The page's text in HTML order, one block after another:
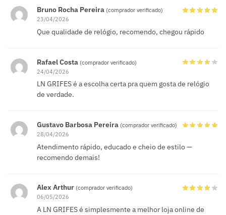
Bruno Rocha Pereira (comprador verificado)
23/04/2026
Que qualidade de relógio, recomendo, chegou rápido
Rafael Costa (comprador verificado)
24/04/2026
LN GRIFES é a escolha certa pra quem gosta de relógio
de verdade.
Gustavo Barbosa Pereira (comprador verificado)
28/04/2026
Atendimento rápido, educado e cheio de estilo —
recomendo demais!
Alex Arthur (comprador verificado)
06/05/2026
A LN GRIFES é simplesmente a melhor loja online de